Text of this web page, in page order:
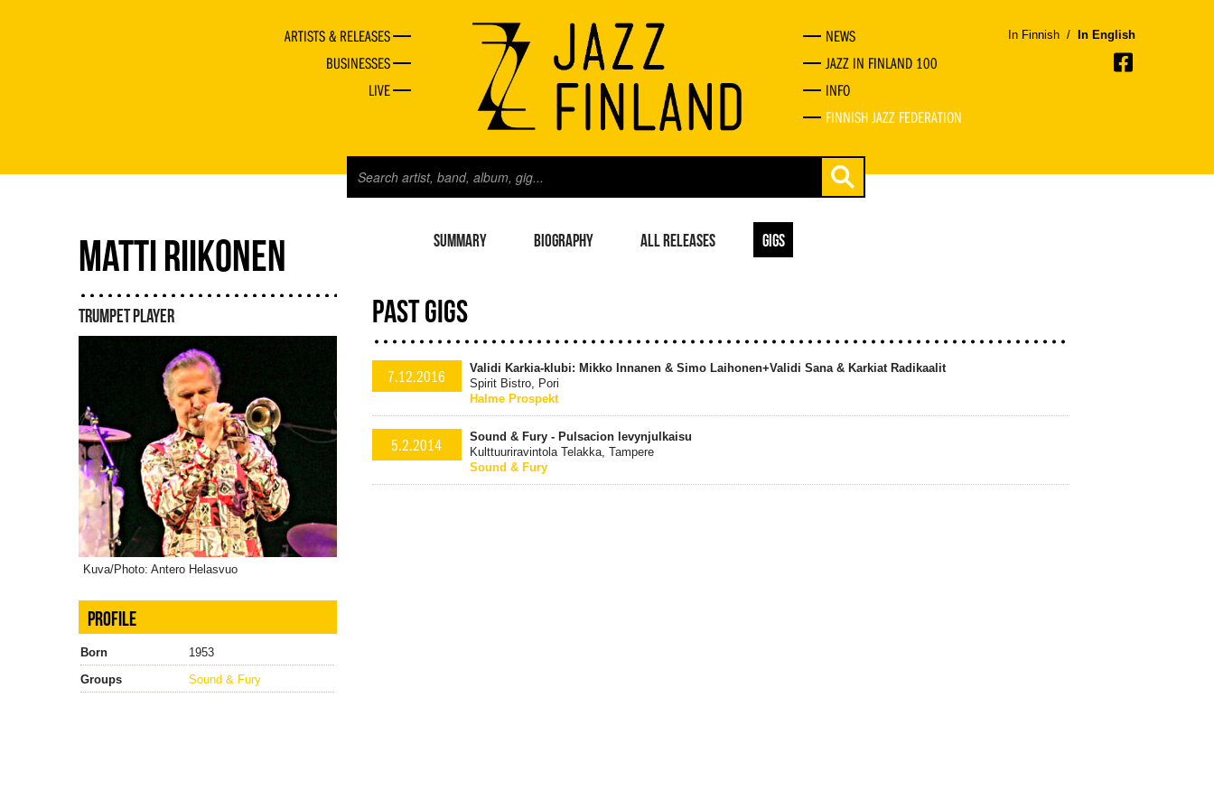
ARTISTS & RELEASES
BUSINESSES
LIVE
NEWS
JAZZ IN FINLAND 100
INFO
FINNISH JAZZ FEDERATION
In Finnish / In English
SUMMARY BIOGRAPHY ALL RELEASES GIGS
MATTI RIIKONEN
TRUMPET PLAYER
Kuva/Photo: Antero Helasvuo
PROFILE
Born
1953
Groups
Sound & Fury
PAST GIGS
7.12.2016
Validi Karkia-klubi: Mikko Innanen & Simo Laihonen+Validi Sana & Karkiat Radikaalit
Spirit Bistro, Pori
Halme Prospekt
5.2.2014
Sound & Fury - Pulsacion levynjulkaisu
Kulttuuriravintola Telakka, Tampere
Sound & Fury